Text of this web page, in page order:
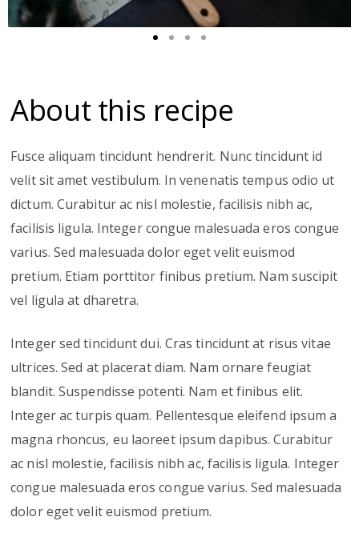
About this recipe
Fusce aliquam tincidunt hendrerit. Nunc tincidunt id
velit sit amet vestibulum. In venenatis tempus odio ut
dictum. Curabitur ac nisl molestie, facilisis nibh ac,
facilisis ligula. Integer congue malesuada eros congue
varius. Sed malesuada dolor eget velit euismod
pretium. Etiam porttitor finibus pretium. Nam suscipit
vel ligula at dharetra.
Integer sed tincidunt dui. Cras tincidunt at risus vitae
ultrices. Sed at placerat diam. Nam ornare feugiat
blandit. Suspendisse potenti. Nam et finibus elit.
Integer ac turpis quam. Pellentesque eleifend ipsum a
magna rhoncus, eu laoreet ipsum dapibus. Curabitur
ac nisl molestie, facilisis nibh ac, facilisis ligula. Integer
congue malesuada eros congue varius. Sed malesuada
dolor eget velit euismod pretium.